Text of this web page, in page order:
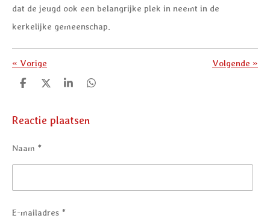
dat de jeugd ook een belangrijke plek in neemt in de
kerkelijke gemeenschap.
« Vorige Volgende »
D
e
D
l
S
r
D
Reactie plaatsen
Naam *
E-mailadres *